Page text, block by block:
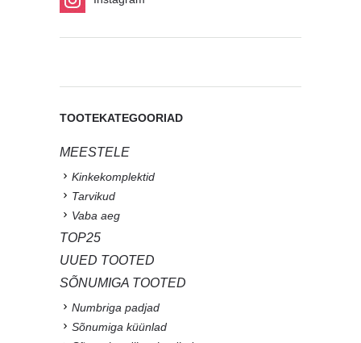
TOOTEKATEGOORIAD
MEESTELE
Kinkekomplektid
Tarvikud
Vaba aeg
TOP25
UUED TOOTED
SÕNUMIGA TOOTED
Numbriga padjad
Sõnumiga küünlad